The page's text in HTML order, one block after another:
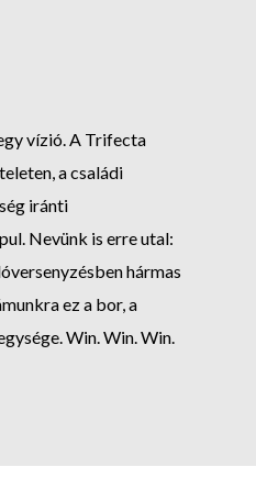
vízió. A Trifecta
a családi
iránti
Nevünk is erre utal:
hármas
ez a bor, a
Win. Win. Win.